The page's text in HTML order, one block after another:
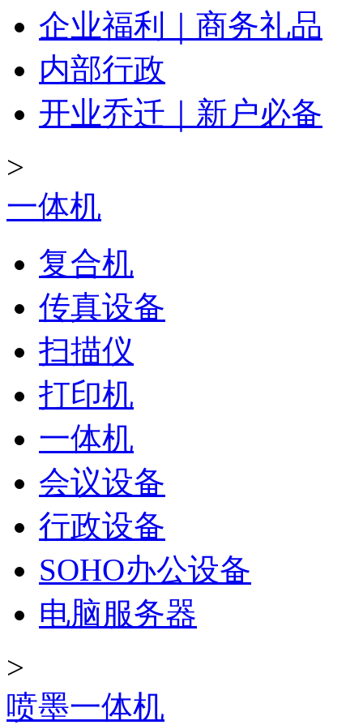
企业福利｜商务礼品
内部行政
开业乔迁｜新户必备
>
一体机
复合机
传真设备
扫描仪
打印机
一体机
会议设备
行政设备
SOHO办公设备
电脑服务器
>
喷墨一体机